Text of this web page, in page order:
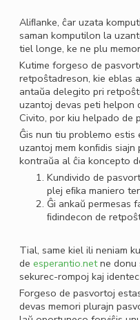
Aliﬂanke, ĉar uzata
saman komputilon la
tiel longe, ke ne plu
Kutime forgeso de
retpoŝtadreson, kie eblas
antaŭa delegito pri
uzantoj devas peti helpon
Civito, por kiu helpado de
Ĝis nun tiu problemo
uzantoj mem konﬁdis
kontraŭa al ĉia koncepto
Kundivido de
plej eﬁka maniero
Ĝi ankaŭ permesas
ﬁdindecon de
Tial, same kiel ili neniam
de esperantio.netne donu
sekurec-rompoj kaj
Forgeso de pasvortoj
devas memori plurajn